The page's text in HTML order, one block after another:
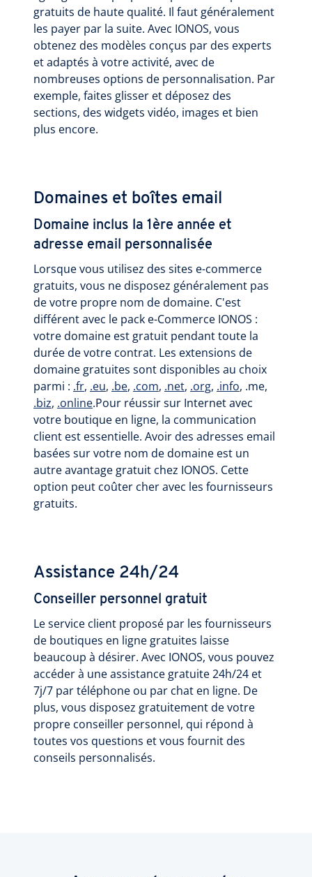
gratuits de haute qualité. Il faut généralement
les payer par la suite. Avec IONOS, vous
obtenez des modèles conçus par des experts
et adaptés à votre activité, avec de
nombreuses options de personnalisation. Par
exemple, faites glisser et déposez des
sections, des widgets vidéo, images et bien
plus encore.
Domaines et boîtes email
Domaine inclus la 1ère année et
adresse email personnalisée
Lorsque vous utilisez des sites e-commerce
gratuits, vous ne disposez généralement pas
de votre propre nom de domaine. C'est
différent avec le pack e-Commerce IONOS :
votre domaine est gratuit pendant toute la
durée de votre contrat. Les extensions de
domaine gratuites sont disponibles au choix
parmi : .fr, .eu, .be, .com, .net, .org, .info, .me,
.biz, .online.Pour réussir sur Internet avec
votre boutique en ligne, la communication
client est essentielle. Avoir des adresses email
basées sur votre nom de domaine est un
autre avantage gratuit chez IONOS. Cette
option peut coûter cher avec les fournisseurs
gratuits.
Assistance 24h/24
Conseiller personnel gratuit
Le service client proposé par les fournisseurs
de boutiques en ligne gratuites laisse
beaucoup à désirer. Avec IONOS, vous pouvez
accéder à une assistance gratuite 24h/24 et
7j/7 par téléphone ou par chat en ligne. De
plus, vous disposez gratuitement de votre
propre conseiller personnel, qui répond à
toutes vos questions et vous fournit des
conseils personnalisés.